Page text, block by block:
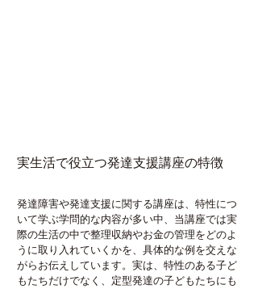
実生活で役立つ発達支援講座の特徴
発達障害や発達支援に関する講座は、特性につ
いて学ぶ学問的な内容が多い中、当講座では実
際の生活の中で整理収納やお金の管理をどのよ
うに取り入れていくかを、具体的な例を交えな
がらお伝えしています。実は、特性のある子ど
もたちだけでなく、定型発達の子どもたちにも